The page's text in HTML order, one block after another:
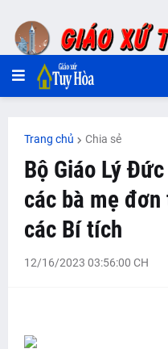
Trang chủ Chia sẻ
Bộ Giáo Lý
các bà mẹ
các Bí tích
12/16/2023 03:56:00 CH